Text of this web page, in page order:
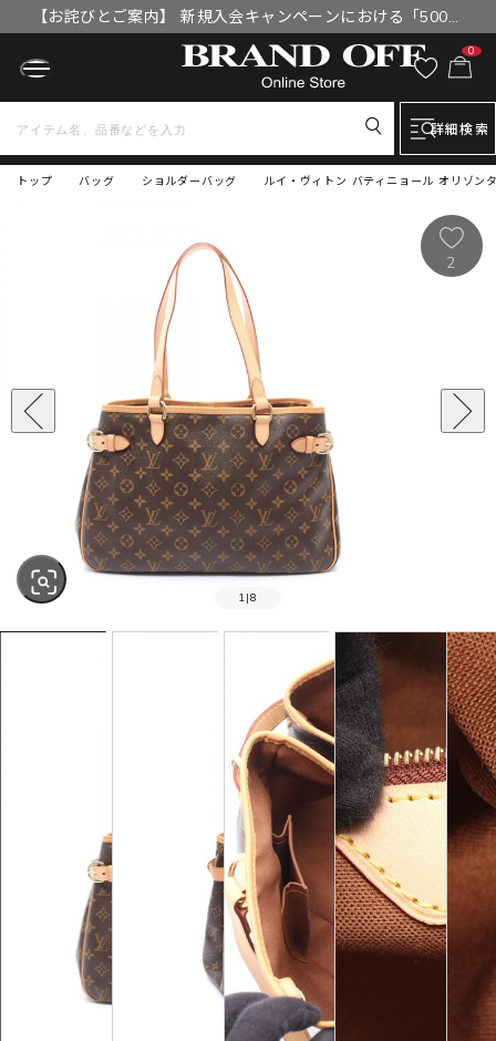
【お詫びとご案内】 新規入会キャンペーンにおける「500円
OFFクーポン」付与漏れと補填について
0
詳細検索
トップ ルイ・ヴィトン バティニョール オリゾ
バッグ ショルダーバッグ
1 |8
2